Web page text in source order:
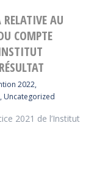
AU
COMPTE
2022,
, Uncategorized
2021 de l’Institut